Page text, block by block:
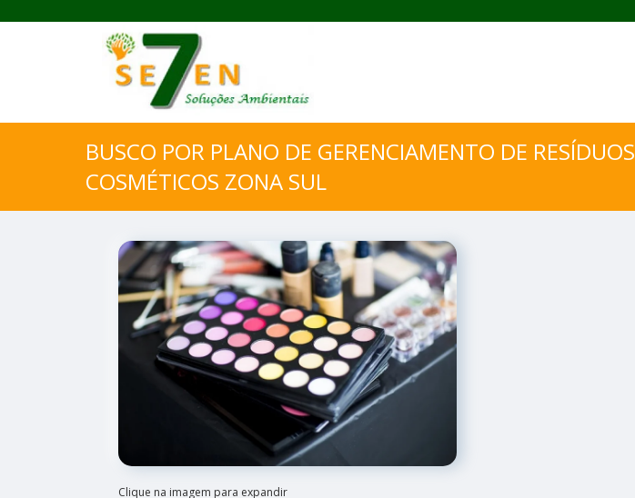
BUSCO POR PLANO DE GERENCIAMENTO DE RESÍDUOS
COSMÉTICOS ZONA SUL
Clique na imagem para expandir